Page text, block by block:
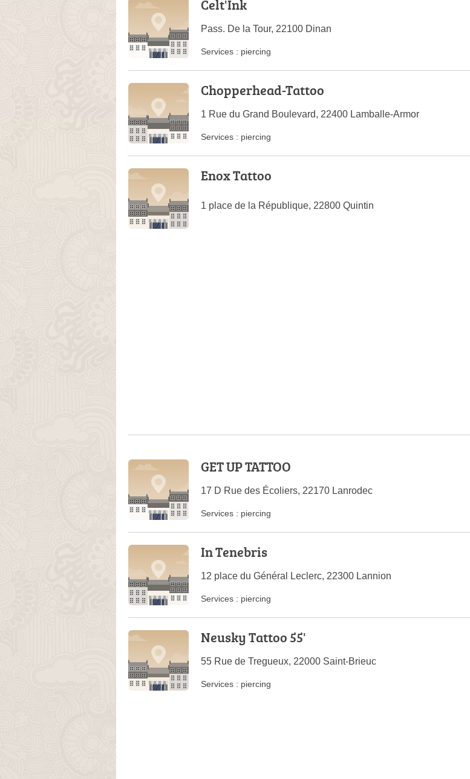
Celt'Ink
Pass. De la Tour, 22100 Dinan
Services : piercing
Chopperhead-Tattoo
1 Rue du Grand Boulevard, 22400 Lamballe-Armor
Services : piercing
Enox Tattoo
1 place de la République, 22800 Quintin
GET UP TATTOO
17 D Rue des Écoliers, 22170 Lanrodec
Services : piercing
In Tenebris
12 place du Général Leclerc, 22300 Lannion
Services : piercing
Neusky Tattoo 55'
55 Rue de Tregueux, 22000 Saint-Brieuc
Services : piercing